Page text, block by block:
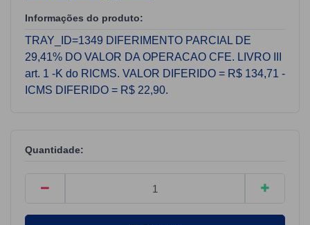
Informações do produto:
TRAY_ID=1349 DIFERIMENTO PARCIAL DE
29,41% DO VALOR DA OPERACAO CFE. LIVRO III
art. 1 -K do RICMS. VALOR DIFERIDO = R$ 134,71 -
ICMS DIFERIDO = R$ 22,90.
Quantidade: